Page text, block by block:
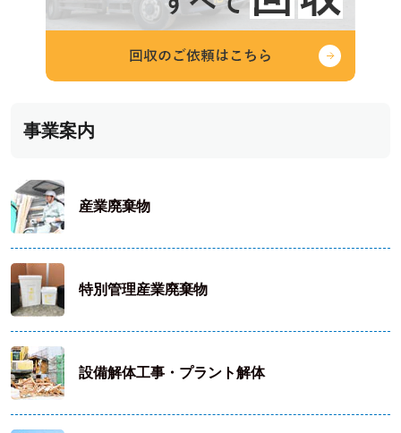
事業案内
産業廃棄物
特別管理産業廃棄物
設備解体工事・プラント解体